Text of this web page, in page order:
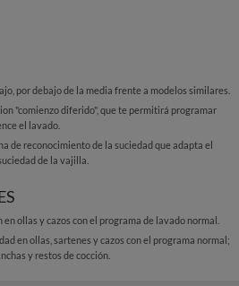
por debajo de la media frente a modelos similares.
"comienzo diferido", que te permitirá programar
el lavado.
de reconocimiento de la suciedad que adapta el
de la vajilla.
ollas y cazos con el programa de lavado normal.
en ollas, sartenes y cazos con el programa normal;
y restos de cocción.